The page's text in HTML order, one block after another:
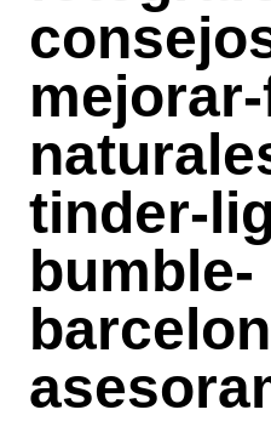
tinder-
bumble-